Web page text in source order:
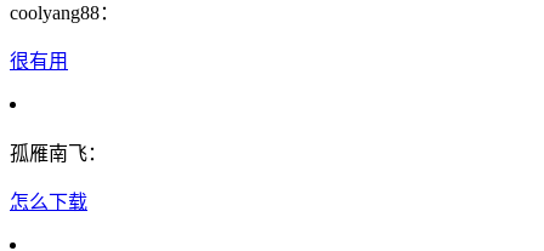
coolyang88：
很有用
孤雁南飞：
怎么下载